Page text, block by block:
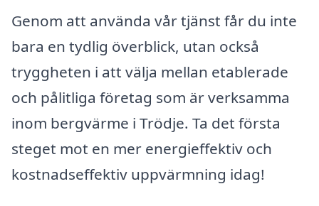
Genom att använda vår tjänst får du inte
bara en tydlig överblick, utan också
tryggheten i att välja mellan etablerade
och pålitliga företag som är verksamma
inom bergvärme i Trödje. Ta det första
steget mot en mer energieffektiv och
kostnadseffektiv uppvärmning idag!